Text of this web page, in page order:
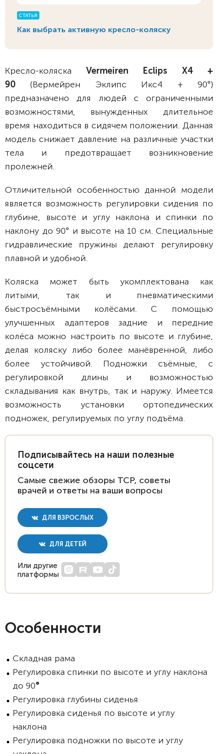
СТАТЬЯ
Как выбрать активную кресло-коляску
Кресло-коляска Vermeiren Eclips X4 +
90(Вермейрен Эклипс Икс4 + 90°)
предназначено для людей с ограниченными
возможностями, вынужденных длительное
время находиться в сидячем положении. Данная
модель снижает давление на различные участки
тела и предотвращает возникновение
пролежней.
Отличительной особенностью данной модели
является возможность регулировки сидения по
глубине, высоте и углу наклона и спинки по
наклону до 90° и высоте на 10 см. Специальные
гидравлические пружины делают регулировку
плавной и удобной.
Коляска может быть укомплектована как
литыми, так и пневматическими
быстросъёмными колёсами. С помощью
улучшенных адаптеров задние и передние
колёса можно настроить по высоте и глубине,
делая коляску либо более манёвренной, либо
более устойчивой. Подножки съёмные, с
регулировкой длины и возможностью
складывания как внутрь, так и наружу. Имеется
возможность установки ортопедических
подножек, регулируемых по углу подъёма.
Подписывайтесь на наши полезные
соцсети
Самые свежие обзоры ТСР, советы
врачей и ответы на ваши вопросы
ДЛЯ ВЗРОСЛЫХ
ДЛЯ ДЕТЕЙ
Или другие
платформы
Особенности
Складная рама
Регулировка спинки по высоте и углу наклона
до 90°
Регулировка глубины сиденья
Регулировка сиденья по высоте и углу
наклона
Регулировка подножки по высоте и углу